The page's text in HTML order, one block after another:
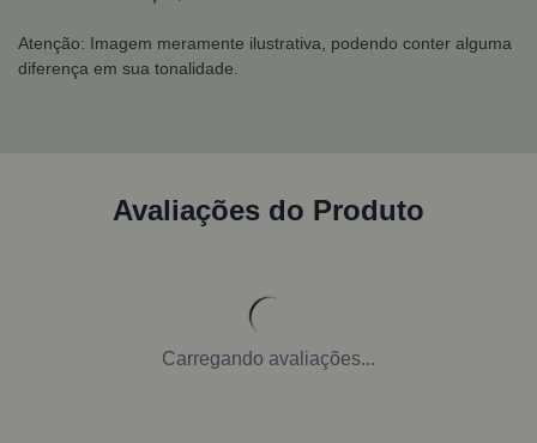
Atenção: Imagem meramente ilustrativa, podendo conter alguma
diferença em sua tonalidade.
Avaliações do Produto
Carregando avaliações...